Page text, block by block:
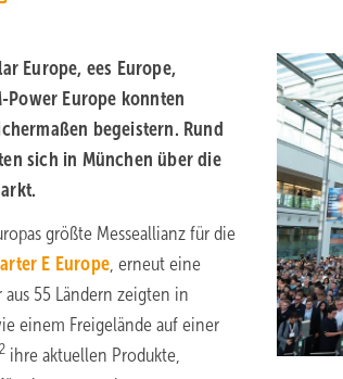
Europe, ees Europe,
Power Europe konnten
begeistern. Rund
sich in München über die
größte Messeallianz für die
E Europe, erneut eine
55 Ländern zeigten in
einem Freigelände auf einer
2 ihre aktuellen Produkte,